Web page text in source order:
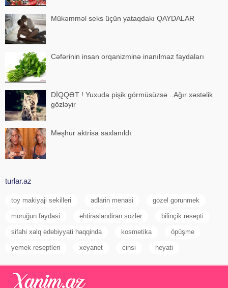
Mükəmməl seks üçün yataqdakı QAYDALAR
Cəfərinin insan orqanizminə inanılmaz faydaları
DİQQƏT ! Yuxuda pişik görmüsüzsə ..Ağır xəstəlik
gözləyir
Məşhur aktrisa saxlanıldı
turlar.az
toy makiyaji sekilleri adlarin menasi gozel gorunmek
moruğun faydasi ehtiraslandiran sozler bilinçik resepti
sifahi xalq edebiyyati haqqinda kosmetika öpüşme
yemek reseptleri xeyanet cinsi heyati